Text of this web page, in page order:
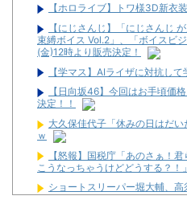
【ホロライブ】トワ様3D新衣
【にじさんじ】「にじさんじ
束縛ボイス Vol.2」、「ボイスビ
(金)12時より販売決定！
【学マス】AIライザに対抗し
【日向坂46】今回はお手頃価
決定！！
大久保佳代子「休みの日はだ
ｗ
【怒報】国税庁「あのさぁ！
こうなっちゃうけどどうする？
ショートスリーパー堀大輔、